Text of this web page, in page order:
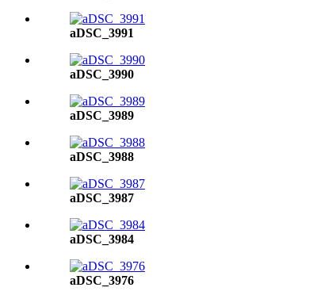
aDSC_3991
aDSC_3990
aDSC_3989
aDSC_3988
aDSC_3987
aDSC_3984
aDSC_3976